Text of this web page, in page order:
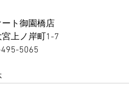
ト御園橋店
上ノ岸町1-7
495-5065